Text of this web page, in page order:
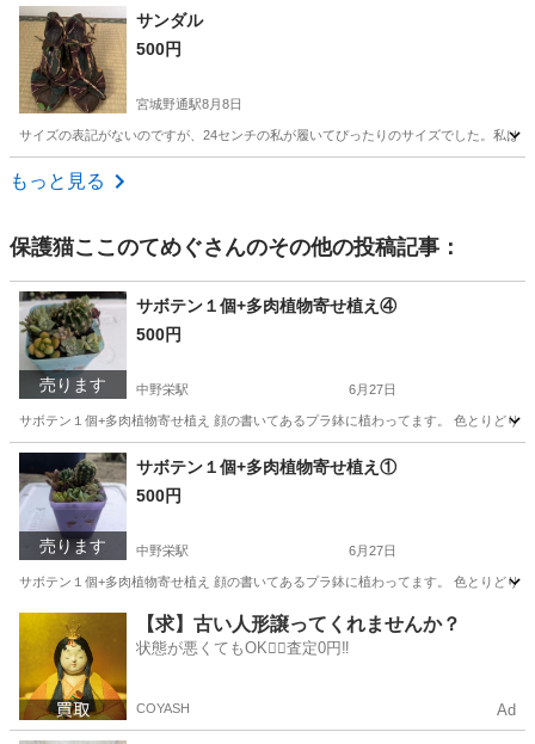
宮城 宮城郡 利府駅
サンダル
500円
宮城野通駅8月8日
サイズの表記がないのですが、24センチの私が履いてぴったりのサイズでした。私は
宮城 仙台市
もっと見る
保護猫ここのてめぐさんのその他の投稿記事：
売ります
サボテン１個+多肉植物寄せ植え④
500円
中野栄駅 6月27日
サボテン１個+多肉植物寄せ植え 顔の書いてあるプラ鉢に植わってます。 色とりどり
宮城 塩竈市 中野栄駅 家庭用品 サボテン
売ります
サボテン１個+多肉植物寄せ植え①
500円
中野栄駅 6月27日
サボテン１個+多肉植物寄せ植え 顔の書いてあるプラ鉢に植わってます。 色とりどり
中野栄駅 家庭用品 サボテン
【求】古い人形譲ってくれませんか？
状態が悪くてもOK🙆‍♀️査定0円‼️
COYASH Ad